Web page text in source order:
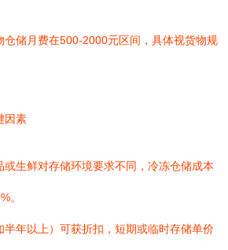
仓储月费在500-2000元区间，具体视货物规
因素
生鲜对存储环境要求不同，冷冻仓储成本
。
年以上）可获折扣，短期或临时存储单价